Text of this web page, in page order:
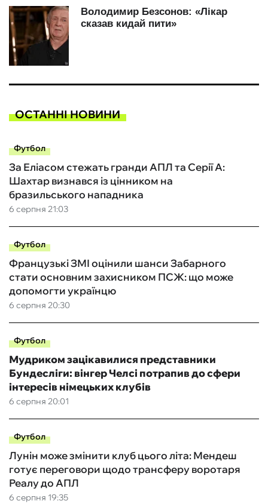
ОСТАННІ НОВИНИ
Футбол
6 серпня 21:03
За Еліасом стежать гранди АПЛ та Серії А:
Шахтар визнався із цінником на
бразильського нападника
Футбол
6 серпня 20:30
Французькі ЗМІ оцінили шанси Забарного
стати основним захисником ПСЖ: що може
допомогти українцю
Футбол
6 серпня 20:01
Мудриком зацікавилися представники
Бундесліги: вінгер Челсі потрапив до сфери
інтересів німецьких клубів
Футбол
6 серпня 19:35
Лунін може змінити клуб цього літа: Мендеш
готує переговори щодо трансферу воротаря
Реалу до АПЛ